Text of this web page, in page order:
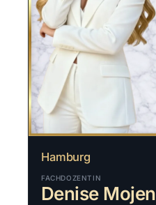
Hamburg
FACHDOZENTIN
Denise Mojen